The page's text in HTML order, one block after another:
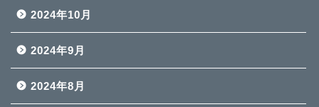
2024年10月
2024年9月
2024年8月